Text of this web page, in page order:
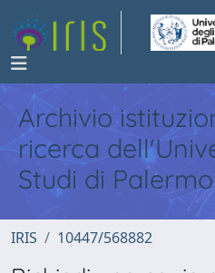
Archivio
ricerca
Studi di Palermo
IRIS 10447/568882